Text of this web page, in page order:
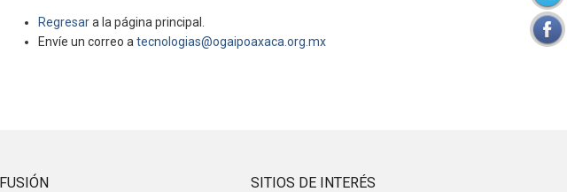
Regresara la página principal.
Envíe un correo a tecnologias@ogaipoaxaca.org.mx
SITIOS DE INTERÉS